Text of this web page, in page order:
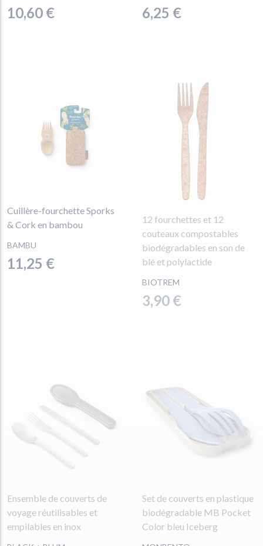
10,60 € 6,25 €
Cuillère-fourchette Sporks
& Cork en bambou
BAMBU
11,25 €
12 fourchettes et 12
couteaux compostables
biodégradables en son de
blé et polylactide
BIOTREM
3,90 €
Ensemble de couverts de
voyage réutilisables et
empilables en inox
Set de couverts en plastique
biodégradable MB Pocket
Color bleu Iceberg